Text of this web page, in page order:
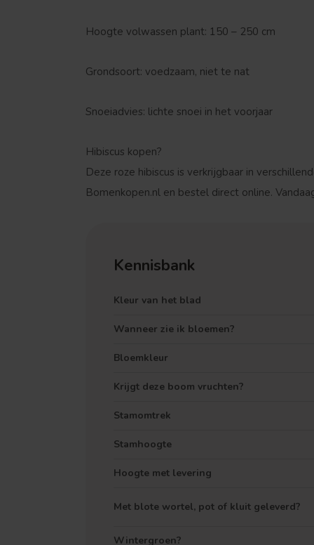
Hoogte volwassen plant: 150 – 250 cm
Grondsoort: voedzaam, niet te nat
Snoeiadvies: lichte snoei in het voorjaar
Hibiscus kopen?
Deze roze hibiscus is verkrijgbaar in
Bomenkopen.nl en bestel direct online.
Kennisbank
Kleur van het blad
Wanneer zie ik bloemen?
Bloemkleur
Krijgt deze boom vruchten?
Stamomtrek
Stamhoogte
Hoogte met levering
Met blote wortel, pot of kluit geleverd?
Wintergroen?